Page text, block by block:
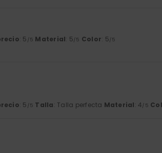
: 5 /5 Material: 5/5 Color: 5/5
: 5 /5 Talla: Talla perfecta Material: 4/5